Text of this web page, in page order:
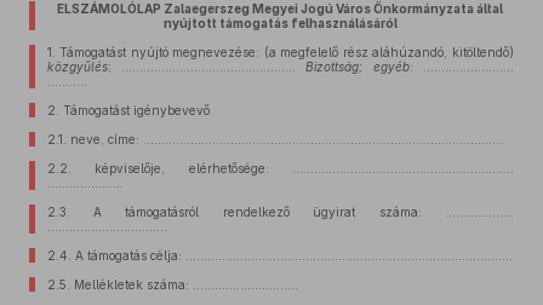
ELSZÁMOLÓLAP Zalaegerszeg Megyei Jogú Város Önkormányzata által
nyújtott támogatás felhasználásáról
1.
Támogatást nyújtó megnevezése: (a megfelelő rész aláhúzandó, kitöltendő)
közgyűlés; ………………………..……………….Bizottság; egyéb: ……...................
2.
Támogatást igénybevevő
2.1.
neve, címe: …………………………………………….……..…………………………………
2.2.
képviselője, elérhetősége: ………………………….………………………...
2.3.
A támogatásról rendelkező ügyirat száma: ……………….
2.4. A támogatás célja: ………………………………………………………………………………
2.5.
Mellékletek száma: …………….………….